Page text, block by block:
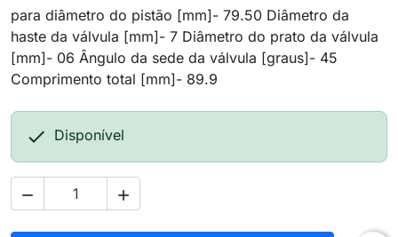
para diâmetro do pistão [mm]- 79.50 Diâmetro da
haste da válvula [mm]- 7 Diâmetro do prato da válvula
[mm]- 06 Ângulo da sede da válvula [graus]- 45
Comprimento total [mm]- 89.9
 Disponível
 